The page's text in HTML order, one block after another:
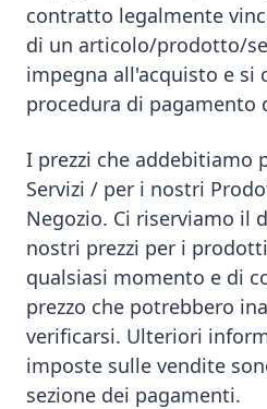
contratto legalmente
di un articolo/prodotto/
impegna all'acquisto e si
procedura di pagamento
I prezzi che addebitiamo
Servizi / per i nostri
Negozio. Ci riserviamo il
nostri prezzi per i
qualsiasi momento e di
prezzo che potrebbero
verificarsi. Ulteriori
imposte sulle vendite
sezione dei pagamenti.